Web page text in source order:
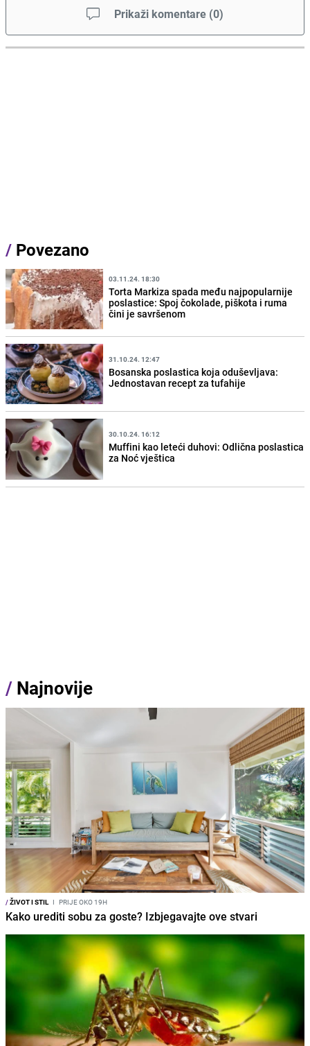
Prikaži komentare (0)
/ Povezano
03.11.24. 18:30
Torta Markiza spada među najpopularnije
poslastice: Spoj čokolade, piškota i ruma
čini je savršenom
31.10.24. 12:47
Bosanska poslastica koja oduševljava:
Jednostavan recept za tufahije
30.10.24. 16:12
Muffini kao leteći duhovi: Odlična poslastica
za Noć vještica
/ Najnovije
/ŽIVOT I STIL I PRIJE OKO 19H
Kako urediti sobu za goste? Izbjegavajte ove stvari